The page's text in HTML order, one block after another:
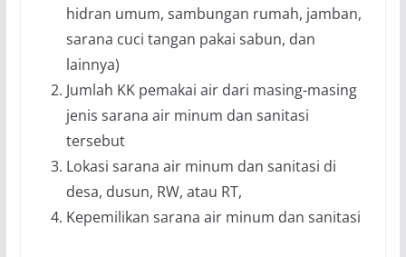
hidran umum, sambungan rumah, jamban,
sarana cuci tangan pakai sabun, dan
lainnya)
Jumlah KK pemakai air dari masing-masing
jenis sarana air minum dan sanitasi
tersebut
Lokasi sarana air minum dan sanitasi di
desa, dusun, RW, atau RT,
Kepemilikan sarana air minum dan sanitasi